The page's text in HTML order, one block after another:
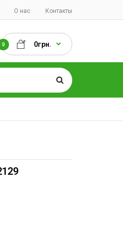
О нас Контакты
0 0грн.